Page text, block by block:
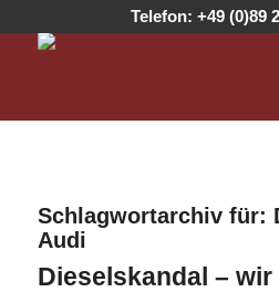
Telefon:+49 (0)89
Schlagwortarchiv für:
Audi
Dieselskandal –